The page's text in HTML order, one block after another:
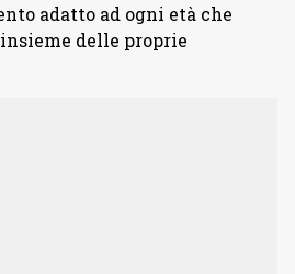
adatto ad ogni età che
delle proprie